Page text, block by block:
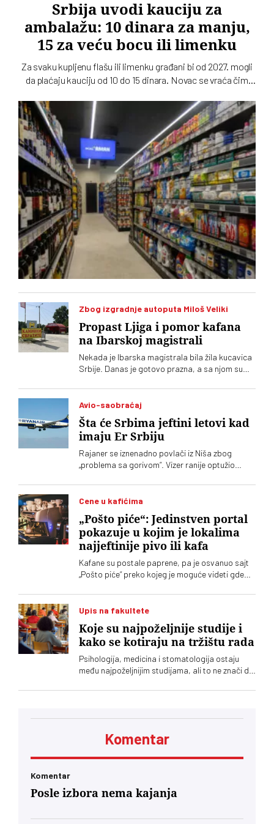
Srbija uvodi kauciju za
ambalažu: 10 dinara za manju,
15 za veću bocu ili limenku
Za svaku kupljenu flašu ili limenku građani bi od 2027. mogli
da plaćaju kauciju od 10 do 15 dinara. Novac se vraća čim
Zbog izgradnje autoputa Miloš Veliki
Propast Ljiga i pomor kafana
na Ibarskoj magistrali
Nekada je Ibarska magistrala bila žila kucavica
Srbije. Danas je gotovo prazna, a sa njom su
Sedam godina nakon dolaska autoputa Miloš
Veliki, meštani kažu da se njihova varoš nije
pomerila sa mrtve tačke
Avio-saobraćaj
Šta će Srbima jeftini letovi kad
imaju Er Srbiju
Rajaner se iznenadno povlači iz Niša zbog
„problema sa gorivom“. Vizer ranije optužio
Cene u kafićima
„Pošto piće“: Jedinstven portal
pokazuje u kojim je lokalima
najjeftinije pivo ili kafa
Kafane su postale paprene, pa je osvanuo sajt
„Pošto piće“ preko kojeg je moguće videti gde
Upis na fakultete
Koje su najpoželjnije studije i
kako se kotiraju na tržištu rada
Psihologija, medicina i stomatologija ostaju
među najpoželjnijim studijama, ali to ne znači da
oglasa za posao pokazuje da su potrebe
prave maturanti
Komentar
Komentar
Posle izbora nema kajanja